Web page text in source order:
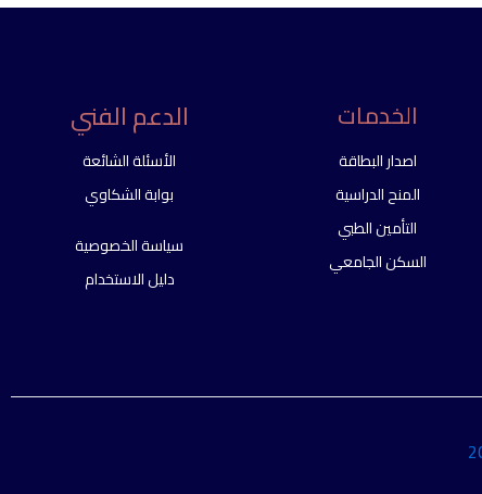
الخدمات
اصدار البطاقة
المنح الدراسية
التأمين الطبي
السكن الجامعي
الدعم الفني
الأسئلة الشائعة
بوابة الشكاوي
سياسة الخصوصية
دليل الاستخدام